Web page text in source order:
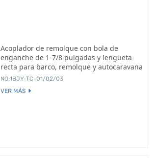
Acoplador de remolque con bola de
enganche de 1-7/8 pulgadas y lengüeta
recta para barco, remolque y autocaravana
NO:1BJY-TC-01/02/03
VER MÁS